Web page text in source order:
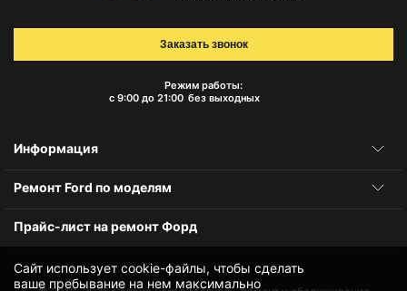
Сайт использует cookie-файлы, чтобы сделать
ваше пребывание на нем максимально
Режим работы:
с 9:00 до 21:00 без выходных
Заказать звонок
Информация
Ремонт Ford по моделям
Прайс-лист на ремонт Форд